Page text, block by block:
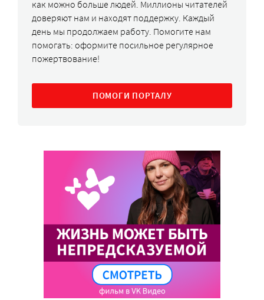
как можно больше людей. Миллионы читателей
доверяют нам и находят поддержку. Каждый
день мы продолжаем работу. Помогите нам
помогать: оформите посильное регулярное
пожертвование!
ПОМОГИ ПОРТАЛУ